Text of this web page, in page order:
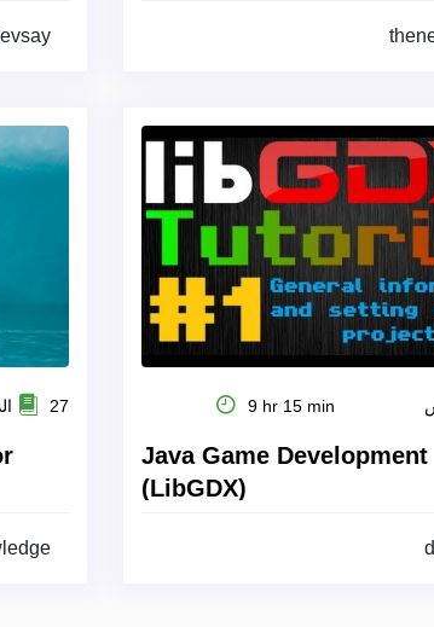
9 hr 15 min
Java Game Development
(LibGDX)
27 الدرس